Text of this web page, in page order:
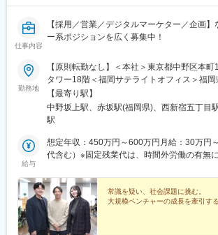
仕事内容
【採用／営業／デジタルマーケター／企画
ー系ポジションを広く募集中！
勤務地
【原則転勤なし】＜本社＞東京都中野区本
タワー18階＜福岡サテライトオフィス＞福岡
2-1-4 天神尾嶋ビル402号室※リモートと出
イブリッドワーク可能※配属ポジション・将
て、全国の拠点へ異動の場合あり（希望考慮
【最寄り駅】
中野坂上駅、赤坂駅(福岡県)、西新宿五丁目
駅
給与
想定年収：450万円～600万円月給：30万円
代含む）※固定残業代は、時間外労働の有無
追加で支給給与はご経験、スキル、資格など
じて決定します。常識を疑い、社会課題に挑む。
大規模ベンチャーの成長を牽引す